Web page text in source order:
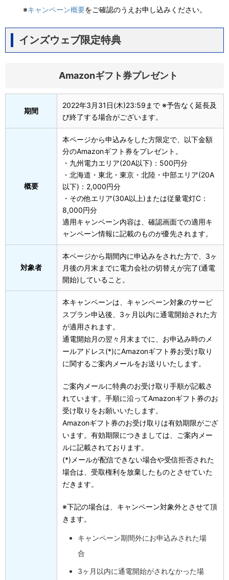
※キャンペーン概要をご確認のうえお申し込みください。
インズウェブ限定特典
Amazonギフト券プレゼント
期間
2022年3月31日(木)23:59まで ※予告なく延長及
び終了する場合がございます。
概要
本ページから申込みをした方限定で、以下金額
分のAmazonギフト券をプレゼント。
・九州電力エリア(20A以下)：500円分
・北海道・東北・東京・北陸・中部エリア(20A
以下)：2,000円分
・その他エリア(30A以上)または従量電灯C：
8,000円分
適用キャンペーン内容は、確認画面での適用キ
ャンペーン情報に記載のものが優先されます。
対象者
本ページから期間内に申込みをされた方で、3ヶ
月後の月末までに電力会社の切替えが完了(通電
開始)していること。
本キャンペーンは、キャンペーン対象のサービ
スプラン申込後、3ヶ月以内に通電開始された方
が適用されます。
通電開始月の翌々月末までに、お申込み時のメ
ールアドレス(*)にAmazonギフト券お受け取り
に関するご案内メールをお送りいたします。
ご案内メールに特典のお受け取り手順が記載さ
れています。手順に沿ってAmazonギフト券のお
受け取りをお願いいたします。
Amazonギフト券のお受け取りは有効期限がござ
います。有効期限につきましては、ご案内メー
ルに記載されております。
(*)メールが配信できない場合や受信拒否された
場合は、受取権利を放棄したものとさせていた
だきます。
※下記の場合は、キャンペーン対象外とさせて頂
きます。
キャンペーン期間外にお申込みされた場
合
3ヶ月以内に通電開始がされなかった場